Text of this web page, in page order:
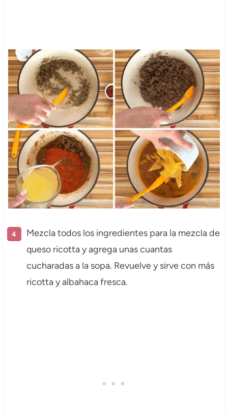
Mezcla todos los ingredientes para la mezcla de
queso ricotta y agrega unas cuantas
cucharadas a la sopa. Revuelve y sirve con más
ricotta y albahaca fresca.